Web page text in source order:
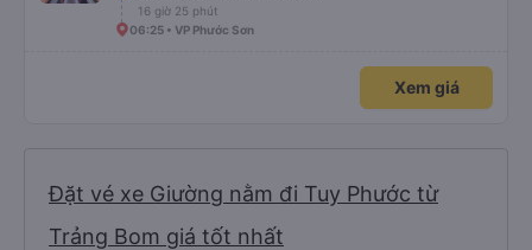
16 giờ 25 phút
06:25 • VP Phước Sơn
Xem giá
Đặt vé xe Giường nằm đi Tuy Phước từ
Trảng Bom giá tốt nhất